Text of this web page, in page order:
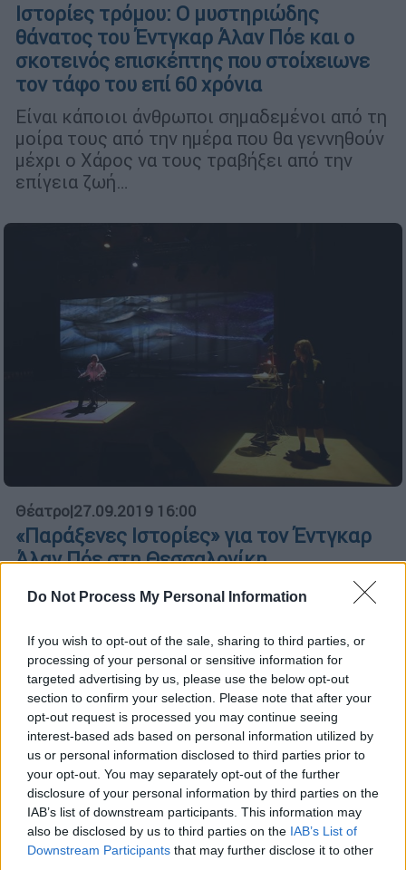
Do Not Process My Personal Information
If you wish to opt-out of the sale, sharing to third parties, or
processing of your personal or sensitive information for
targeted advertising by us, please use the below opt-out
section to confirm your selection. Please note that after your
opt-out request is processed you may continue seeing
interest-based ads based on personal information utilized by
us or personal information disclosed to third parties prior to
your opt-out. You may separately opt-out of the further
disclosure of your personal information by third parties on the
IAB’s list of downstream participants. This information may
also be disclosed by us to third parties on the IAB’s List of
Downstream Participants that may further disclose it to other
Ιστορίες τρόμου: Ο μυστηριώδης
θάνατος του Έντγκαρ Άλαν Πόε και ο
σκοτεινός επισκέπτης που στοίχειωνε
τον τάφο του επί 60 χρόνια
Είναι κάποιοι άνθρωποι σημαδεμένοι από τη
μοίρα τους από την ημέρα που θα γεννηθούν
μέχρι ο Χάρος να τους τραβήξει από την
επίγεια ζωή…
Θέατρο|27.09.2019 16:00
«Παράξενες Ιστορίες» για τον Έντγκαρ
Άλαν Πόε στη Θεσσαλονίκη
Μια διαφορετική παράσταση, παραγωγή του
Ιστορίες», έρχεται στα 54α Δημήτρια της
Θεσσαλονίκης
ΑΛΛΑ #TAGS
συγγραφέας
ειδήσεις τώρα
σαν σημερα
θάνατος
θεατρική παράσταση
τάφος
Δημήτρια